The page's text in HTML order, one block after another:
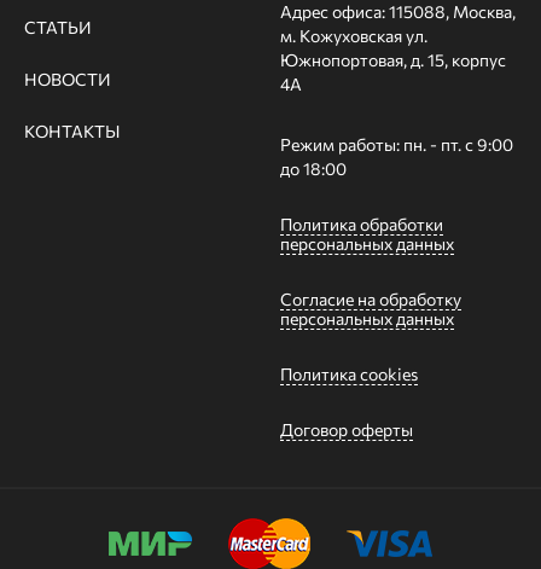
СТАТЬИ
НОВОСТИ
КОНТАКТЫ
Адрес офиса: 115088, Москва,
м. Кожуховская ул.
Южнопортовая, д. 15, корпус
4А
Режим работы: пн. - пт. с 9:00
до 18:00
Политика обработки
персональных данных
Согласие на обработку
персональных данных
Политика cookies
Договор оферты